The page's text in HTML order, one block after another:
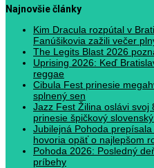
Najnovšie články
Kim Dracula rozpútal v
Fanúšikovia zažili večer
The Legits Blast 2026
Uprising 2026: Keď
reggae
Cibula Fest prinesie
splnený sen
Jazz Fest Žilina oslávi
prinesie špičkový
Jubilejná Pohoda
hovoria opäť o najlepšom
Pohoda 2026: Posledný
príbehy